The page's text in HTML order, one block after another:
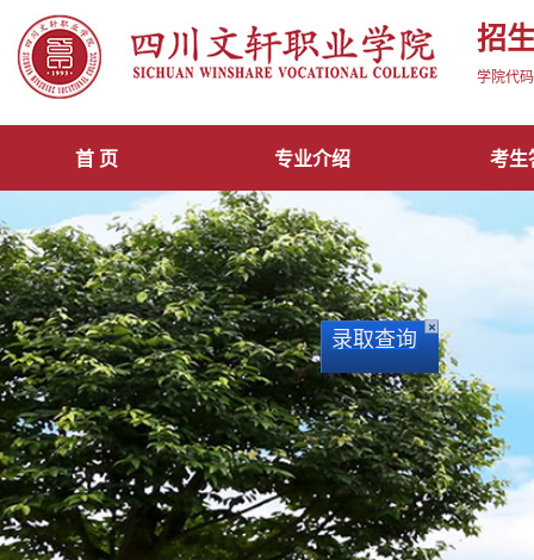
首 页 专业介绍 考生
招
学院代
录取查询 ×